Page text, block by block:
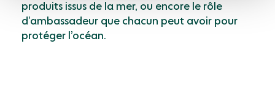
produits issus de la mer, ou encore le rôle
d’ambassadeur que chacun peut avoir pour
protéger l’océan.